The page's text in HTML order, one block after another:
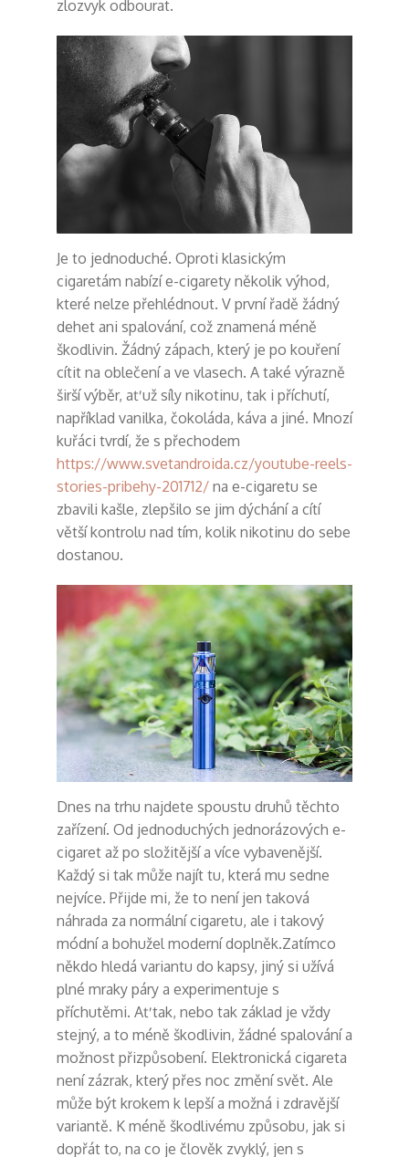
zlozvyk odbourat.
Je to jednoduché. Oproti klasickým
cigaretám nabízí e-cigarety několik výhod,
které nelze přehlédnout. V první řadě žádný
dehet ani spalování, což znamená méně
škodlivin. Žádný zápach, který je po kouření
cítit na oblečení a ve vlasech. A také výrazně
širší výběr, ať už síly nikotinu, tak i příchutí,
například vanilka, čokoláda, káva a jiné. Mnozí
kuřáci tvrdí, že s přechodem
https://www.svetandroida.cz/youtube-reels-
stories-pribehy-201712/na e-cigaretu se
zbavili kašle, zlepšilo se jim dýchání a cítí
větší kontrolu nad tím, kolik nikotinu do sebe
dostanou.
Dnes na trhu najdete spoustu druhů těchto
zařízení. Od jednoduchých jednorázových e-
cigaret až po složitější a více vybavenější.
Každý si tak může najít tu, která mu sedne
nejvíce. Přijde mi, že to není jen taková
náhrada za normální cigaretu, ale i takový
módní a bohužel moderní doplněk.Zatímco
někdo hledá variantu do kapsy, jiný si užívá
plné mraky páry a experimentuje s
příchutěmi. Ať tak, nebo tak základ je vždy
stejný, a to méně škodlivin, žádné spalování a
možnost přizpůsobení. Elektronická cigareta
není zázrak, který přes noc změní svět. Ale
může být krokem k lepší a možná i zdravější
variantě. K méně škodlivému způsobu, jak si
dopřát to, na co je člověk zvyklý, jen s